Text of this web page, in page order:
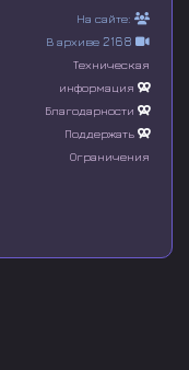
На сайте:
В архиве 2168
Техническая
информация
Благодарности
Поддержать
Ограничения